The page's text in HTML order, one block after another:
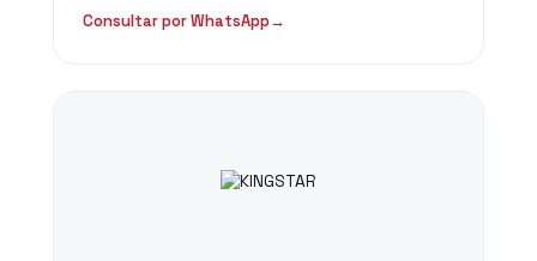
Consultar por WhatsApp→